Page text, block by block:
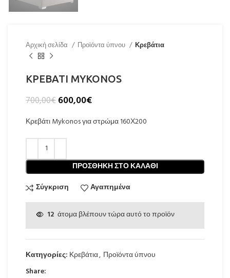
Αρχική σελίδα Προϊόντα ύπνου Κρεβάτια
ΚΡΕΒΑΤΙ MYKONOS
700,00€600,00€
Κρεβάτι Mykonos για στρώμα 160Χ200
ΠΡΟΣΘΉΚΗ ΣΤΟ ΚΑΛΆΘΙ
Σύγκριση
Αγαπημένα
12 άτομα βλέπουν τώρα αυτό το προϊόν
Κατηγορίες: Κρεβάτια, Προϊόντα ύπνου
Share: